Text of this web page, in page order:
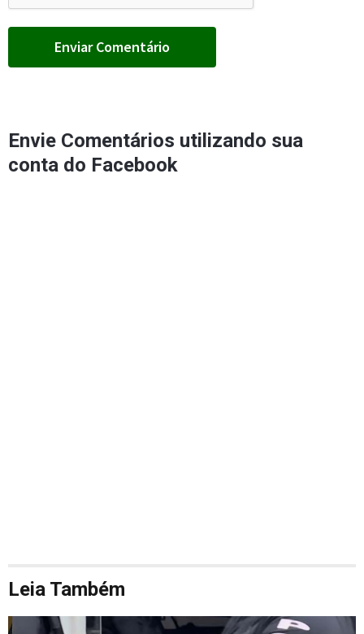
Envie Comentários utilizando sua
conta do Facebook
Leia Também